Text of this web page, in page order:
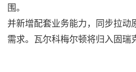
围。
并新增配套业务能力，同步拉动
需求。瓦尔科梅尔顿将归入固瑞